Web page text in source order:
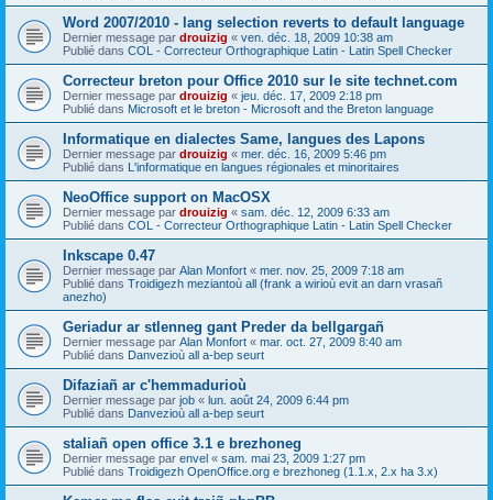
Word 2007/2010 - lang selection reverts to default language
Dernier message par drouizig « ven. déc. 18, 2009 10:38 am
Publié dans COL - Correcteur Orthographique Latin - Latin Spell Checker
Correcteur breton pour Office 2010 sur le site technet.com
Dernier message par drouizig « jeu. déc. 17, 2009 2:18 pm
Publié dans Microsoft et le breton - Microsoft and the Breton language
Informatique en dialectes Same, langues des Lapons
Dernier message par drouizig « mer. déc. 16, 2009 5:46 pm
Publié dans L'informatique en langues régionales et minoritaires
NeoOffice support on MacOSX
Dernier message par drouizig « sam. déc. 12, 2009 6:33 am
Publié dans COL - Correcteur Orthographique Latin - Latin Spell Checker
Inkscape 0.47
Dernier message par Alan Monfort « mer. nov. 25, 2009 7:18 am
Publié dans Troidigezh meziantoù all (frank a wirioù evit an darn vrasañ
anezho)
Geriadur ar stlenneg gant Preder da bellgargañ
Dernier message par Alan Monfort « mar. oct. 27, 2009 8:40 am
Publié dans Danvezioù all a-bep seurt
Difaziañ ar c'hemmadurioù
Dernier message par job « lun. août 24, 2009 6:44 pm
Publié dans Danvezioù all a-bep seurt
staliañ open office 3.1 e brezhoneg
Dernier message par envel « sam. mai 23, 2009 1:27 pm
Publié dans Troidigezh OpenOffice.org e brezhoneg (1.1.x, 2.x ha 3.x)